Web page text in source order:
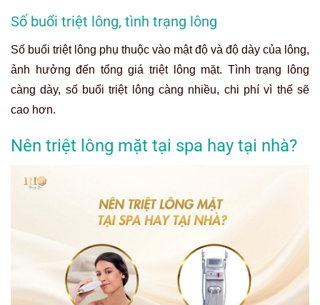
Số buổi triệt lông, tình trạng lông
Số buổi triệt lông phụ thuộc vào mật độ và độ dày của lông,
ảnh hưởng đến tổnggiá triệt lông mặt. Tình trạng lông
càng dày, số buổi triệt lông càng nhiều, chi phí vì thế sẽ
cao hơn.
Nên triệt lông mặt tại spa hay tại nhà?